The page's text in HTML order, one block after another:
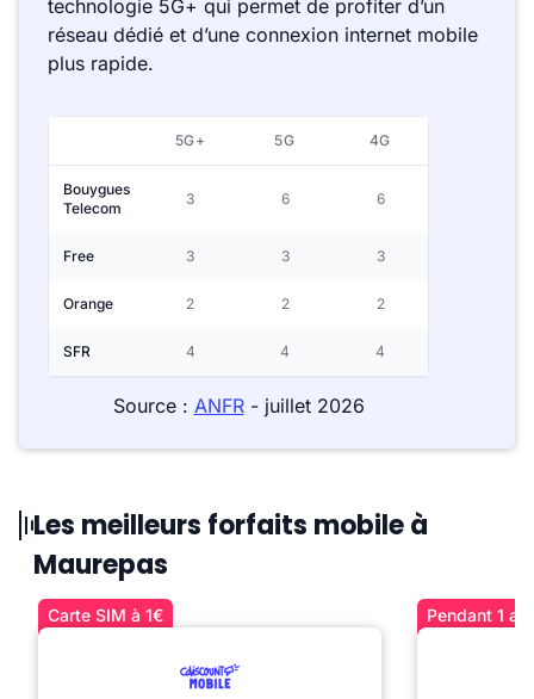
technologie 5G+ qui permet de profiter d’un
réseau dédié et d’une connexion internet mobile
plus rapide.
5G+ 5G 4G
Bouygues
Telecom
3 6 6
Free 3 3 3
Orange 2 2 2
SFR 4 4 4
Source : ANFR- juillet 2026
Les meilleurs forfaits mobile à
Maurepas
Carte SIM à 1€ Pendant 1